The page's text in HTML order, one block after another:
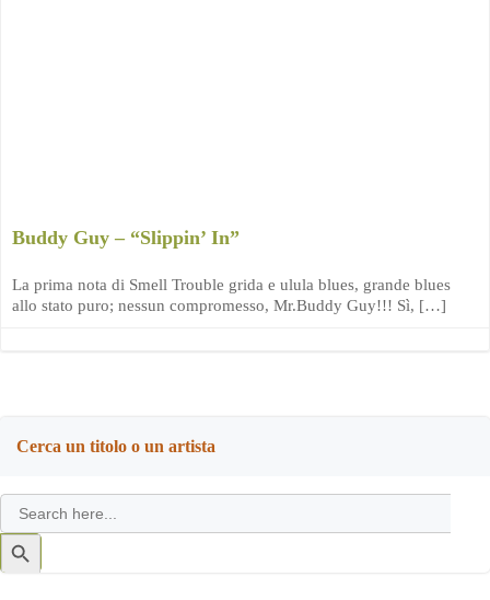
Buddy Guy – “Slippin’ In”
La prima nota di Smell Trouble grida e ulula blues, grande blues
allo stato puro; nessun compromesso, Mr.Buddy Guy!!! Sì, […]
Cerca un titolo o un artista
Search
for:
Search
Button